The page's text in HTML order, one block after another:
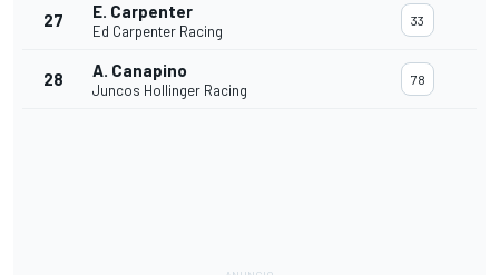
27 E. Carpenter
Ed Carpenter Racing
33
28 A. Canapino
Juncos Hollinger Racing
78